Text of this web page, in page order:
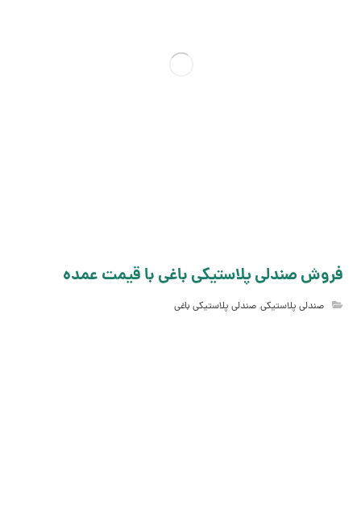
فروش صندلی پلاستیکی باغی با قیمت عمده
صندلی پلاستیکی,صندلی پلاستیکی باغی